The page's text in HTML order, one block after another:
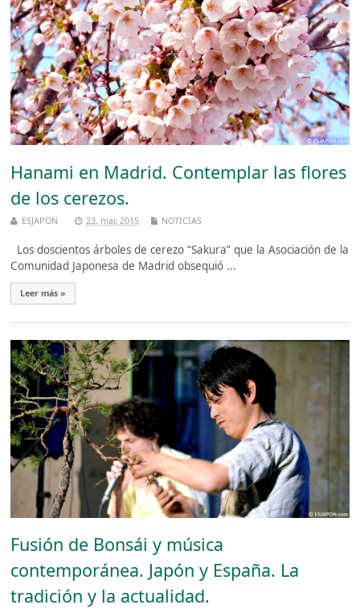
Hanami en Madrid. Contemplar las flores
de los cerezos.
ESJAPON 23, mar, 2015 NOTICIAS
Los doscientos árboles de cerezo “Sakura” que la Asociación de la
Comunidad Japonesa de Madrid obsequió ...
Leer más »
Fusión de Bonsái y música
contemporánea. Japón y España. La
tradición y la actualidad.